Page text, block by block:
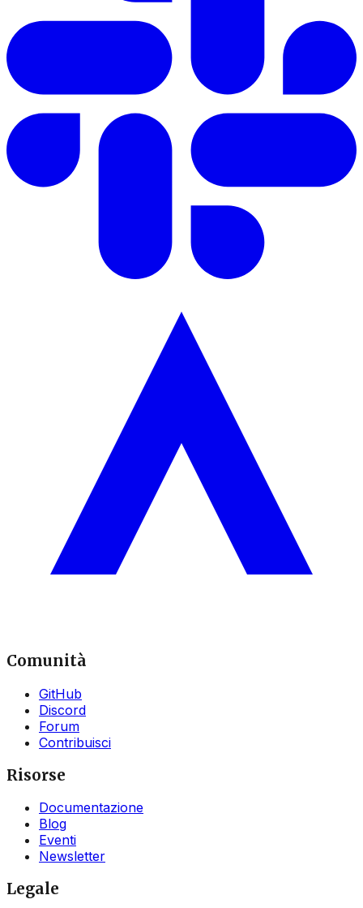
Comunità
GitHub
Discord
Forum
Contribuisci
Risorse
Documentazione
Blog
Eventi
Newsletter
Legale